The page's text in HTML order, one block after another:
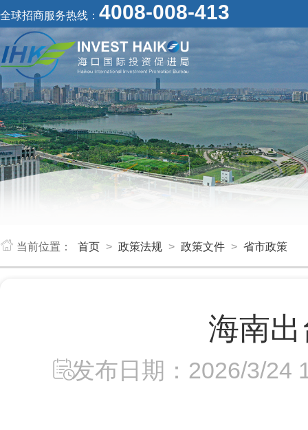
全球招商服务热线： 4008-008-413
当前位置： 首页 > 政策法规 > 政策文件 > 省市政策
海南
发布日期：2026/3/24